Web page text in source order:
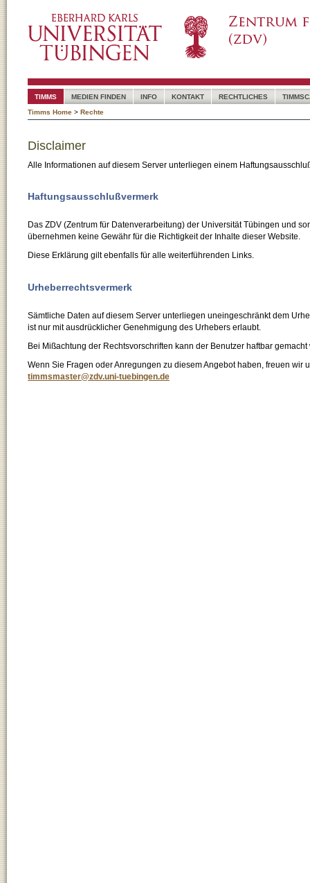
TIMMS MEDIEN FINDEN INFO KONTAKT RECHTLICHES
Timms Home > Rechte
Disclaimer
Alle Informationen auf diesem Server unterliegen einem
Haftungsausschlußvermerk
Das ZDV (Zentrum für Datenverarbeitung) der Universität Tübingen und
übernehmen keine Gewähr für die Richtigkeit der Inhalte dieser Website.
Diese Erklärung gilt ebenfalls für alle weiterführenden Links.
Urheberrechtsvermerk
Sämtliche Daten auf diesem Server unterliegen uneingeschränkt dem
ist nur mit ausdrücklicher Genehmigung des Urhebers erlaubt.
Bei Mißachtung der Rechtsvorschriften kann der Benutzer haftbar gemacht
Wenn Sie Fragen oder Anregungen zu diesem Angebot haben, freuen wir
timmsmaster@zdv.uni-tuebingen.de